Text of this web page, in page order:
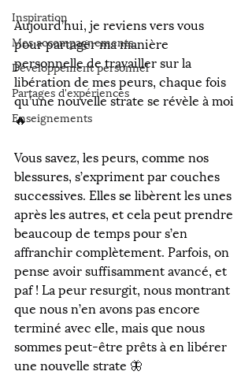
Inspiration
Mes accompagnements
Développement personnel
Partages d'expériences
Enseignements
Aujourd’hui, je reviens vers vous
pour partager ma manière
personnelle de travailler sur la
libération de mes peurs, chaque fois
qu’une nouvelle strate se révèle à moi
🔥
Vous savez, les peurs, comme nos
blessures, s’expriment par couches
successives. Elles se libèrent les unes
après les autres, et cela peut prendre
beaucoup de temps pour s’en
affranchir complètement. Parfois, on
pense avoir suffisamment avancé, et
paf ! La peur resurgit, nous montrant
que nous n’en avons pas encore
terminé avec elle, mais que nous
sommes peut-être prêts à en libérer
une nouvelle strate 🦋